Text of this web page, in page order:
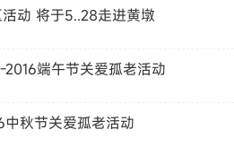
动 将于5..28走进黄墩
端午节关爱孤老活动
秋节关爱孤老活动